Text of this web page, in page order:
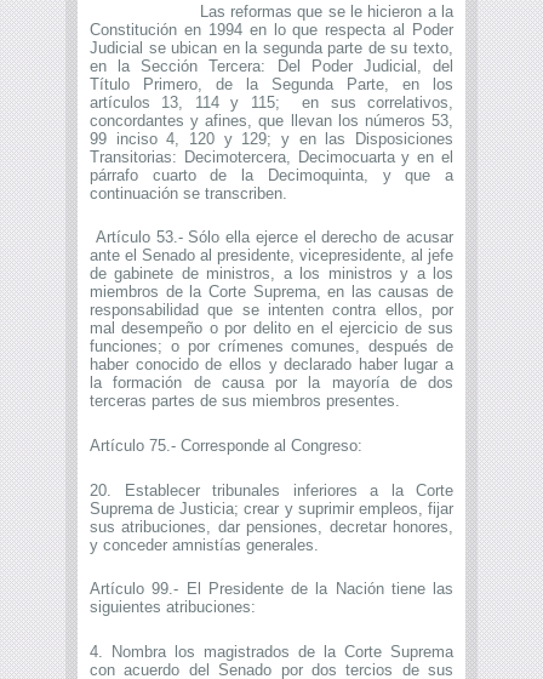
Las reformas que se le hicieron a la
Constitución en 1994 en lo que respecta al Poder
Judicial se ubican en la segunda parte de su texto,
en la Sección Tercera: Del Poder Judicial, del
Título Primero, de la Segunda Parte, en los
artículos 13, 114 y 115; en sus correlativos,
concordantes y afines, que llevan los números 53,
99 inciso 4, 120 y 129; y en las Disposiciones
Transitorias: Decimotercera, Decimocuarta y en el
párrafo cuarto de la Decimoquinta, y que a
continuación se transcriben.
Artículo 53.- Sólo ella ejerce el derecho de acusar
ante el Senado al presidente, vicepresidente, al jefe
de gabinete de ministros, a los ministros y a los
miembros de la Corte Suprema, en las causas de
responsabilidad que se intenten contra ellos, por
mal desempeño o por delito en el ejercicio de sus
funciones; o por crímenes comunes, después de
haber conocido de ellos y declarado haber lugar a
la formación de causa por la mayoría de dos
terceras partes de sus miembros presentes.
Artículo 75.- Corresponde al Congreso:
20. Establecer tribunales inferiores a la Corte
Suprema de Justicia; crear y suprimir empleos, fijar
sus atribuciones, dar pensiones, decretar honores,
y conceder amnistías generales.
Artículo 99.- El Presidente de la Nación tiene las
siguientes atribuciones:
4. Nombra los magistrados de la Corte Suprema
con acuerdo del Senado por dos tercios de sus